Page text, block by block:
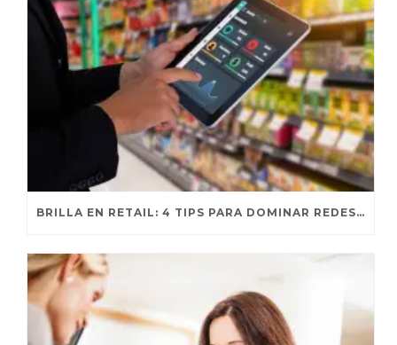
BRILLA EN RETAIL: 4 TIPS PARA DOMINAR REDES SOCIALES